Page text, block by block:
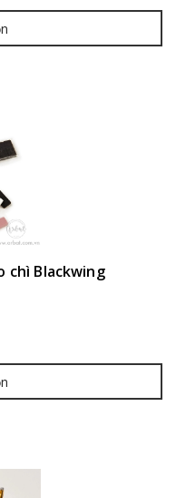
chì Blackwing